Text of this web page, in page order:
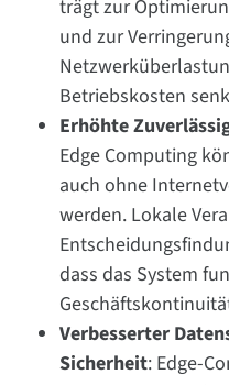
trägt zur
und zur
Betriebskosten
Erhöhte
Edge Computing
auch ohne
werden. Lokale
dass das System
Verbesserter
Sicherheit: Edge-